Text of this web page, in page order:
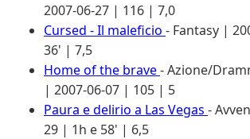
2007-06-27 | 116 | 7,0
Cursed - Il maleficio - Fantasy |
36' | 7,5
Home of the brave- Azione/
| 2007-06-07 | 105 | 5
Paura e delirio a Las Vegas -
29 | 1h e 58' | 6,5